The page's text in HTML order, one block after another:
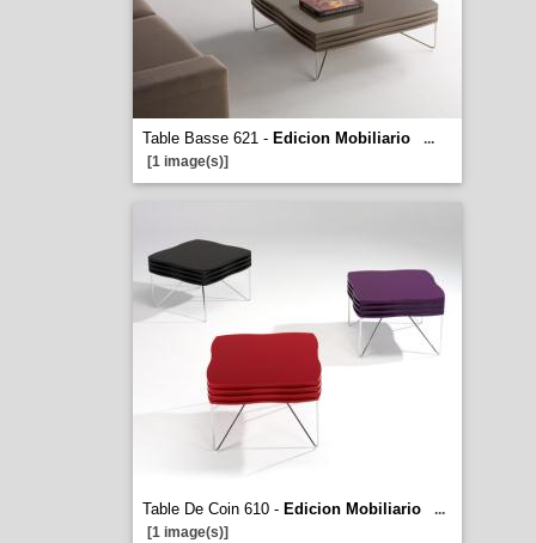
Table Basse 621 - Edicion Mobiliario
...
[1 image(s)]
Table De Coin 610 - Edicion Mobiliario
...
[1 image(s)]